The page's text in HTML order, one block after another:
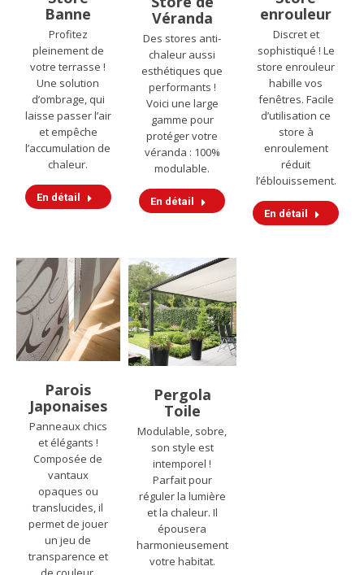
Banne
Profitez
pleinement de
votre terrasse !
Une solution
d’ombrage, qui
laisse passer l’air
et empêche
l’accumulation de
chaleur.
En détail
Véranda
Des stores anti-
chaleur aussi
esthétiques que
performants !
Voici une large
gamme pour
protéger votre
véranda : 100%
modulable.
En détail
enrouleur
Discret et
sophistiqué ! Le
store enrouleur
habille vos
fenêtres. Facile
d’utilisation ce
store à
enroulement
réduit
l’éblouissement.
En détail
Parois
Japonaises
Panneaux chics
et élégants !
Composée de
vantaux
opaques ou
translucides, il
permet de jouer
un jeu de
transparence et
Pergola
Toile
Modulable, sobre,
son style est
intemporel !
Parfait pour
réguler la lumière
et la chaleur. Il
épousera
harmonieusement
votre habitat.